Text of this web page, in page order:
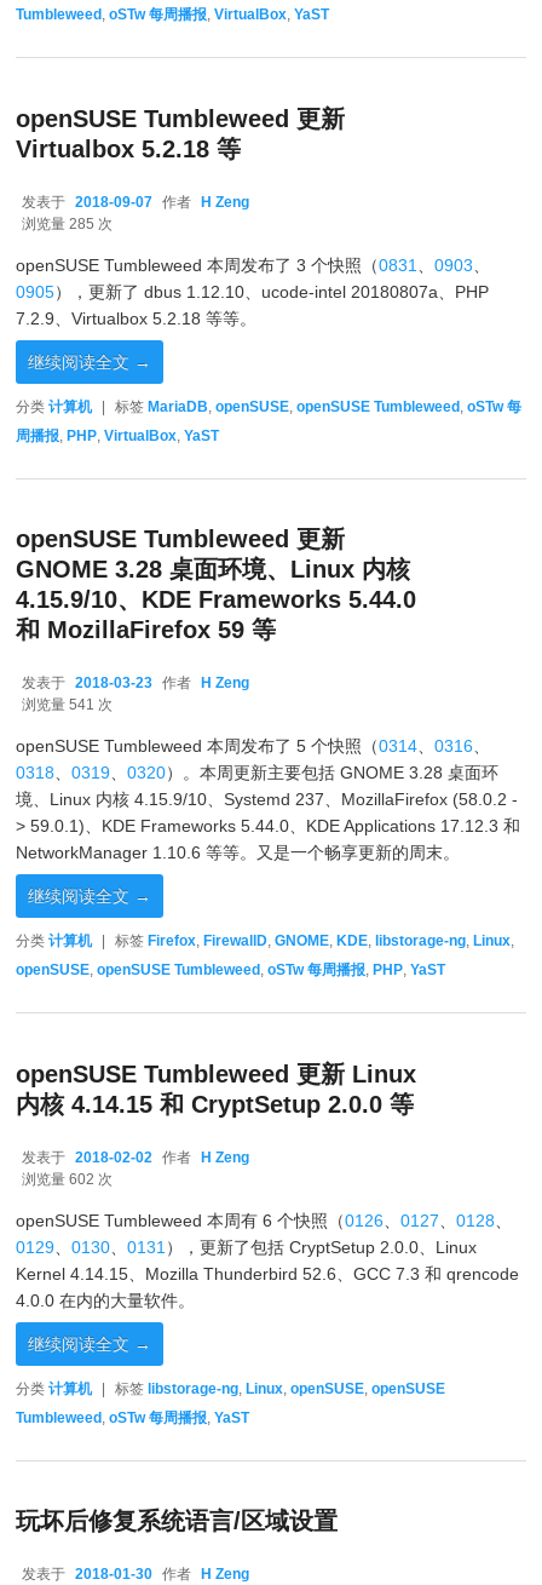
Tumbleweed ,oSTw 每周播报,VirtualBox,YaST
openSUSE Tumbleweed 更新
Virtualbox 5.2.18 等
发表于 2018-09-07 作者 H Zeng
浏览量 285 次
openSUSE Tumbleweed 本周发布了 3 个快照（0831 、0903
0905），更新了 dbus 1.12.10、ucode-intel 20180807a、PHP
7.2.9、Virtualbox 5.2.18 等等。
继续阅读全文 →
分类 计算机 | 标签 MariaDB,openSUSE,openSUSE Tumbleweed,oSTw 每
周播报,PHP,VirtualBox,YaST
openSUSE Tumbleweed 更新
GNOME 3.28 桌面环境、Linux 内核
4.15.9/10、KDE Frameworks 5.44.0
和 MozillaFirefox 59 等
发表于 2018-03-23 作者 H Zeng
浏览量 541 次
openSUSE Tumbleweed 本周发布了 5 个快照（0314、0316、
0318、0319、0320）。本周更新主要包括 GNOME 3.28 桌面环
境、Linux 内核 4.15.9/10、Systemd 237、MozillaFirefox (58.0.2 -
> 59.0.1)、KDE Frameworks 5.44.0、KDE Applications 17.12.3 和
NetworkManager 1.10.6 等等。又是一个畅享更新的周末。
继续阅读全文 →
分类 计算机 标签 Firefox, FirewallD,GNOME, KDE, libstorage-ng, Linux,
openSUSE,openSUSE Tumbleweed ,oSTw 每周播报, PHP,YaST
openSUSE Tumbleweed 更新 Linux
内核 4.14.15 和 CryptSetup 2.0.0 等
发表于 2018-02-02 作者 H Zeng
浏览量 602 次
openSUSE Tumbleweed 本周有 6 个快照（0126 、0127 、0128
0129 、0130 、0131 ），更新了包括 CryptSetup 2.0.0、Linux
Kernel 4.14.15、Mozilla Thunderbird 52.6、GCC 7.3 和 qrencode
4.0.0 在内的大量软件。
继续阅读全文 →
分类 计算机 | 标签 libstorage-ng,Linux,openSUSE,openSUSE
Tumbleweed,oSTw 每周播报,YaST
玩坏后修复系统语言/区域设置
发表于 2018-01-30 作者 H Zeng